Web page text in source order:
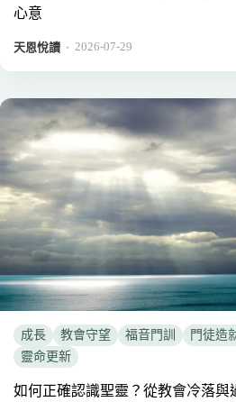
心意
天恩悅讀 ． 2026-07-29
成長 教會守望 福音門訓 門徒造
靈命更新
如何正確認識聖靈？從教會冷落與